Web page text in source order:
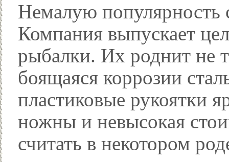
Немалую
Компания выпускает
рыбалки. Их роднит не
боящаяся коррозии
пластиковые рукоятки
ножны и невысокая
считать в некотором